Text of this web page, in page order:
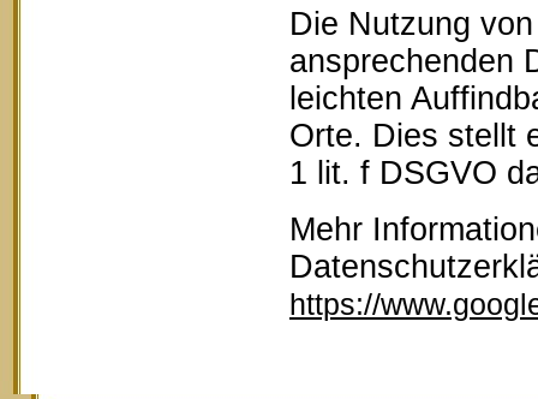
Die Nutzung
ansprechenden
leichten
Orte. Dies stellt
1 lit. f DSGVO
Mehr
https://